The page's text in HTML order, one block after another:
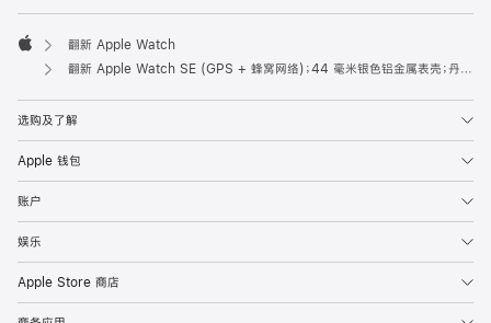
Apple
翻新 Apple Watch
翻新 Apple Watch SE (GPS + 蜂窝网络)；44 毫米银色铝金属表壳；丹宁色运动型表带 (M/L 号)
选购及了解
Apple 钱包
账户
娱乐
Apple Store 商店